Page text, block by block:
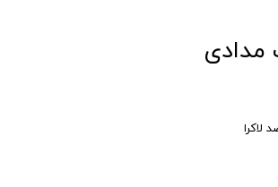
مدادی